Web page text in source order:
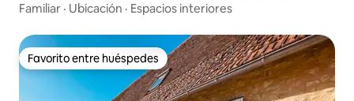
Familiar · Ubicación · Espacios interiores
Favorito entre huéspedes
Favorito entre huéspedes